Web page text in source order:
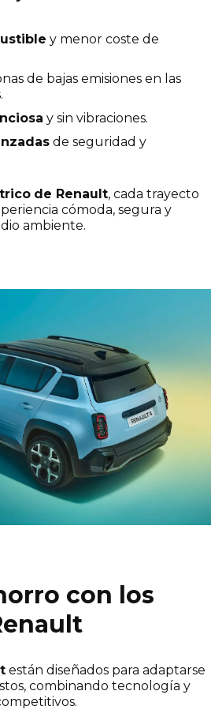
y menor coste de
de bajas emisiones en las
y sin vibraciones.
de seguridad y
de Renault, cada trayecto
cómoda, segura y
ambiente.
con los
están diseñados para adaptarse
combinando tecnología y